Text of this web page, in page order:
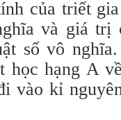
của triết
và giá trị
số vô
học hạng A
vào kỉ